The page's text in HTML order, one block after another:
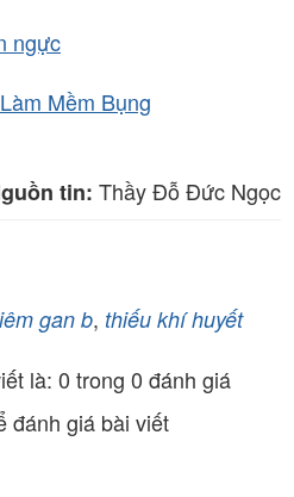
ngực
Mềm Bụng
tin: Thầy Đỗ Đức Ngọc
gan b, thiếu khí huyết
là: 0 trong 0 đánh giá
đánh giá bài viết